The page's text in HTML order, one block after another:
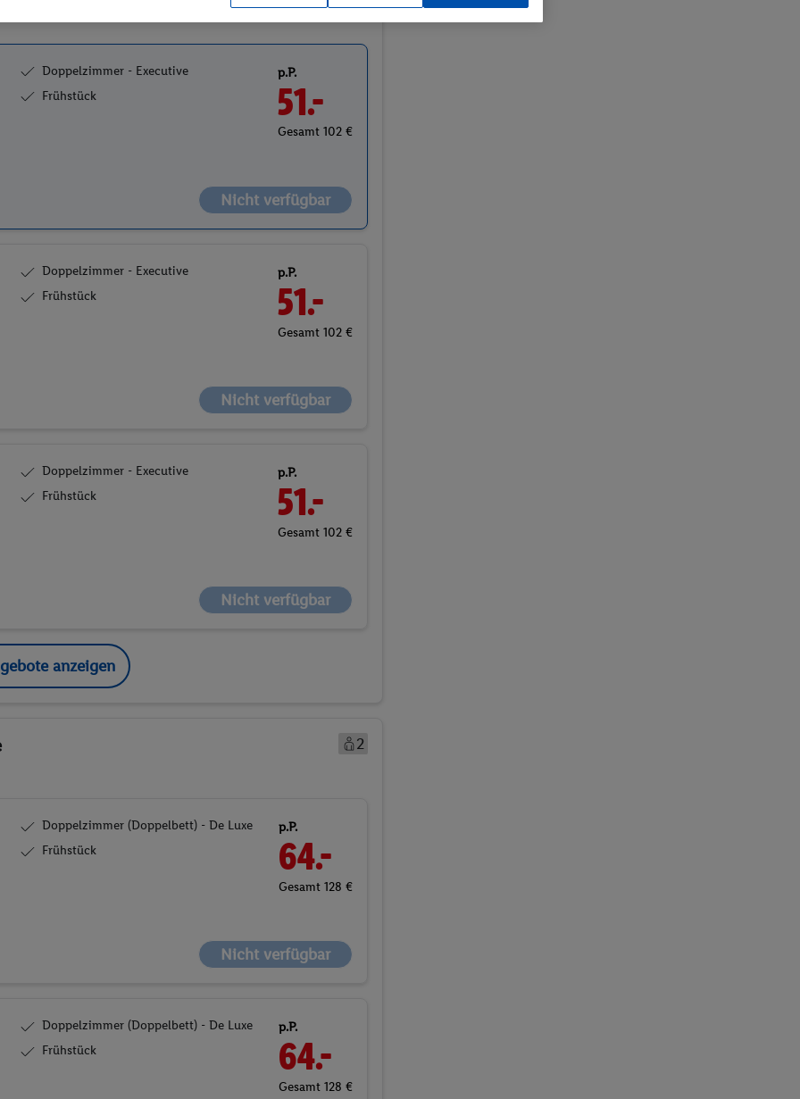
Doppelzimmer - Executive
Frühstück
p.P.
51.-
Gesamt 102 €
Nicht verfügbar
Doppelzimmer - Executive
Frühstück
p.P.
51.-
Gesamt 102 €
Nicht verfügbar
Doppelzimmer - Executive
Frühstück
p.P.
51.-
Gesamt 102 €
Nicht verfügbar
anzeigen
2
Doppelzimmer (Doppelbett) - De Luxe
Frühstück
p.P.
64.-
Gesamt 128 €
Nicht verfügbar
Doppelzimmer (Doppelbett) - De Luxe
Frühstück
p.P.
64.-
Gesamt 128 €